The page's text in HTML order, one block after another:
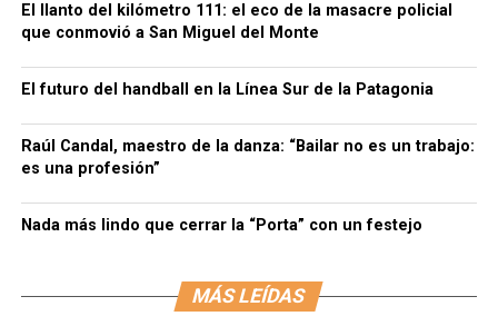
El llanto del kilómetro 111: el eco de la masacre policial
que conmovió a San Miguel del Monte
El futuro del handball en la Línea Sur de la Patagonia
Raúl Candal, maestro de la danza: “Bailar no es un trabajo:
es una profesión”
Nada más lindo que cerrar la “Porta” con un festejo
MÁS LEÍDAS